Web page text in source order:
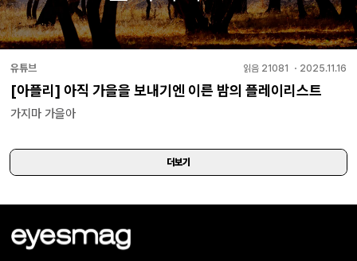
유튜브 읽음 21081 ・ 2025.11.16
[아플리] 아직 가을을 보내기엔 이른 밤의 플레이리스트
가지마 가을아
더보기